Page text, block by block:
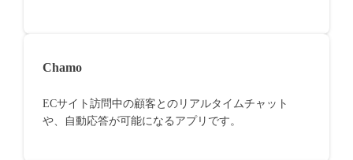
Chamo
ECサイト訪問中の顧客とのリアルタイムチャット
や、自動応答が可能になるアプリです。